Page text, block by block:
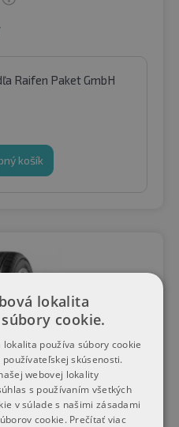
Raifen Paket GmbH
košík
lokalita
cookie.
lokalita používa súbory cookie
používateľskej skúsenosti.
webovej lokality
s používaním všetkých
v súlade s našimi zásadami
cookie. Prečítať viac